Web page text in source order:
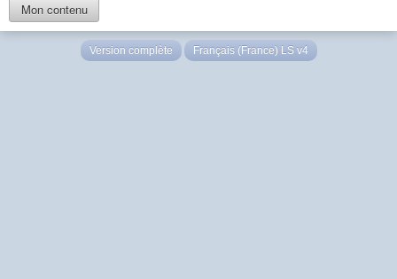
Mon contenu
Version complète Français (France) LS v4